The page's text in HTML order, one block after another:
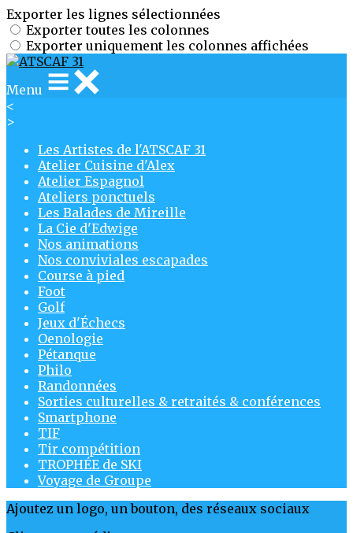
Exporter les lignes sélectionnées
Exporter toutes les colonnes
Exporter uniquement les colonnes affichées
Menu
<
>
Les Artistes de l'ATSCAF 31
Atelier Cuisine d'Alex
Atelier Espagnol
Ateliers ponctuels
Les Balades de Mireille
La Cie d'Edwige
Nos animations
Nos conviviales escapades
Course à pied
Foot
Golf
Jeux d'Échecs
Oenologie
Pétanque
Philo
Randonnées
Sorties culturelles & retraités & conférences
Smartphone
TIF
Tir compétition
TROPHÉE de SKI
Voyage de Groupe
Ajoutez un logo, un bouton, des réseaux sociaux